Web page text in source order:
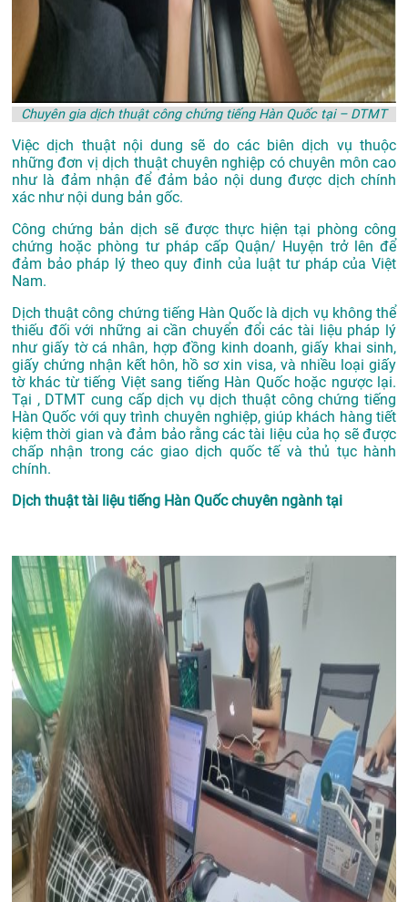
Chuyên gia dịch thuật công chứng tiếng Hàn Quốc tại – DTMT
Việc dịch thuật nội dung sẽ do các biên dịch vụ thuộc
những đơn vị dịch thuật chuyên nghiệp có chuyên môn cao
như là đảm nhận để đảm bảo nội dung được dịch chính
xác như nội dung bản gốc.
Công chứng bản dịch sẽ được thực hiện tại phòng công
chứng hoặc phòng tư pháp cấp Quận/ Huyện trở lên để
đảm bảo pháp lý theo quy đinh của luật tư pháp của Việt
Nam.
Dịch thuật công chứng tiếng Hàn Quốc là dịch vụ không thể
thiếu đối với những ai cần chuyển đổi các tài liệu pháp lý
như giấy tờ cá nhân, hợp đồng kinh doanh, giấy khai sinh,
giấy chứng nhận kết hôn, hồ sơ xin visa, và nhiều loại giấy
tờ khác từ tiếng Việt sang tiếng Hàn Quốc hoặc ngược lại.
Tại , DTMT cung cấp dịch vụ dịch thuật công chứng tiếng
Hàn Quốc với quy trình chuyên nghiệp, giúp khách hàng tiết
kiệm thời gian và đảm bảo rằng các tài liệu của họ sẽ được
chấp nhận trong các giao dịch quốc tế và thủ tục hành
chính.
Dịch thuật tài liệu tiếng Hàn Quốc chuyên ngành tại